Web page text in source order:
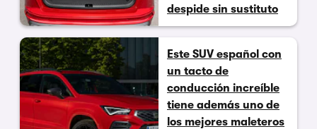
despide sin sustituto
Este SUV español con
un tacto de
conducción increíble
tiene además uno de
los mejores maleteros